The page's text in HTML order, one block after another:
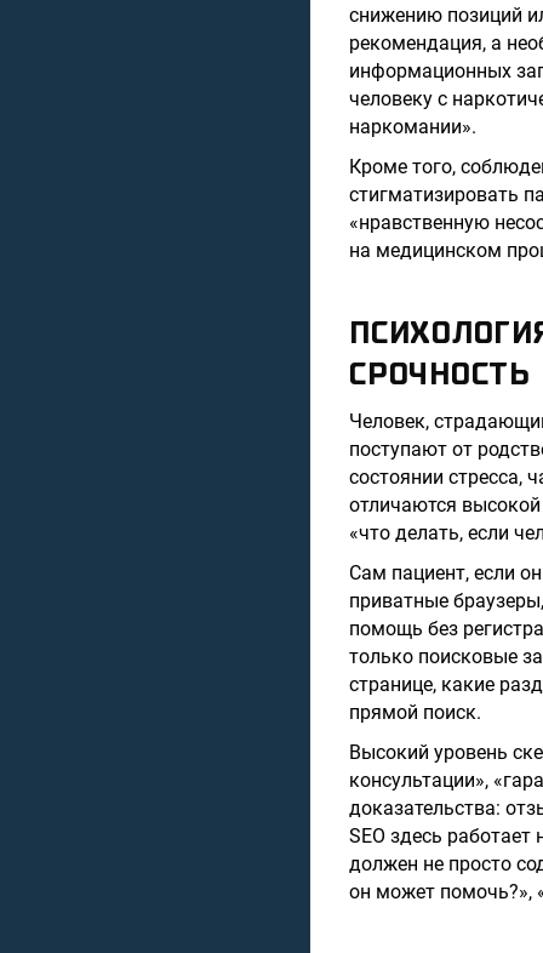
снижению позиций
рекомендация, а
информационных
человеку с
наркомании».
Кроме того,
стигматизировать
«нравственную
на медицинском
Человек,
поступают от
состоянии стресса,
отличаются
«что делать, если
Сам пациент, если
приватные
помощь без
только поисковые
странице, какие
прямой поиск.
Высокий уровень
консультации»,
доказательства:
SEO здесь
должен не просто
он может помочь?»,